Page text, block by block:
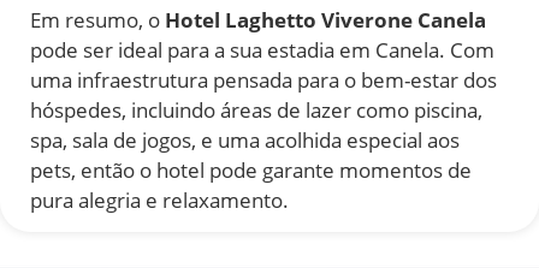
Em resumo, o Hotel Laghetto Viverone Canela
pode ser ideal para a sua estadia em Canela. Com
uma infraestrutura pensada para o bem-estar dos
hóspedes, incluindo áreas de lazer como piscina,
spa, sala de jogos, e uma acolhida especial aos
pets, então o hotel pode garante momentos de
pura alegria e relaxamento.